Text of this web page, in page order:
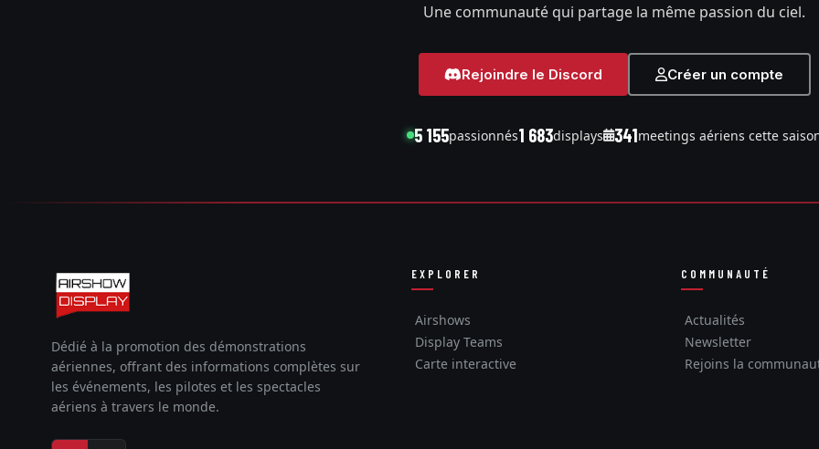
Une communauté qui partage la même passion du ciel.
Rejoindre le Discord Créer un compte
5 155passionnés1 683displays 341meetings aériens cette
Dédié à la promotion des démonstrations
aériennes, offrant des informations complètes sur
les événements, les pilotes et les spectacles
aériens à travers le monde.
EXPLORER
Airshows
Display Teams
Carte interactive
COMMUNAUTÉ
Actualités
Newsletter
Rejoins la